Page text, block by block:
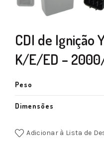
CDI de Ignição
K/E/ED –
Peso
Dimensões
Adicionar à Lista de